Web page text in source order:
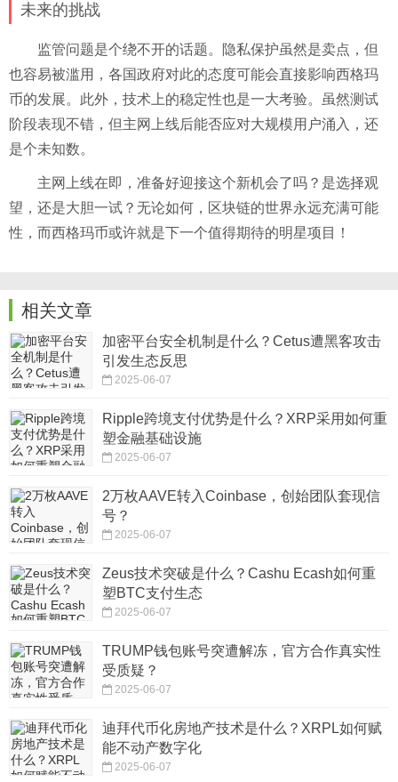
未来的挑战
监管问题是个绕不开的话题。隐私保护虽然是卖点，但
也容易被滥用，各国政府对此的态度可能会直接影响西格玛
币的发展。此外，技术上的稳定性也是一大考验。虽然测试
阶段表现不错，但主网上线后能否应对大规模用户涌入，还
是个未知数。
主网上线在即，准备好迎接这个新机会了吗？是选择观
望，还是大胆一试？无论如何，区块链的世界永远充满可能
性，而西格玛币或许就是下一个值得期待的明星项目！
相关文章
加密平台安全机制是什么？Cetus遭黑客攻击
引发生态反思
2025-06-07
Ripple跨境支付优势是什么？XRP采用如何重
塑金融基础设施
2025-06-07
2万枚AAVE转入Coinbase，创始团队套现信
号？
2025-06-07
Zeus技术突破是什么？Cashu Ecash如何重
塑BTC支付生态
2025-06-07
TRUMP钱包账号突遭解冻，官方合作真实性
受质疑？
2025-06-07
迪拜代币化房地产技术是什么？XRPL如何赋
能不动产数字化
2025-06-07